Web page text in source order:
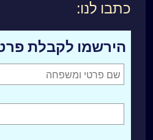
כתבו לנו:
הירשמו לקבלת